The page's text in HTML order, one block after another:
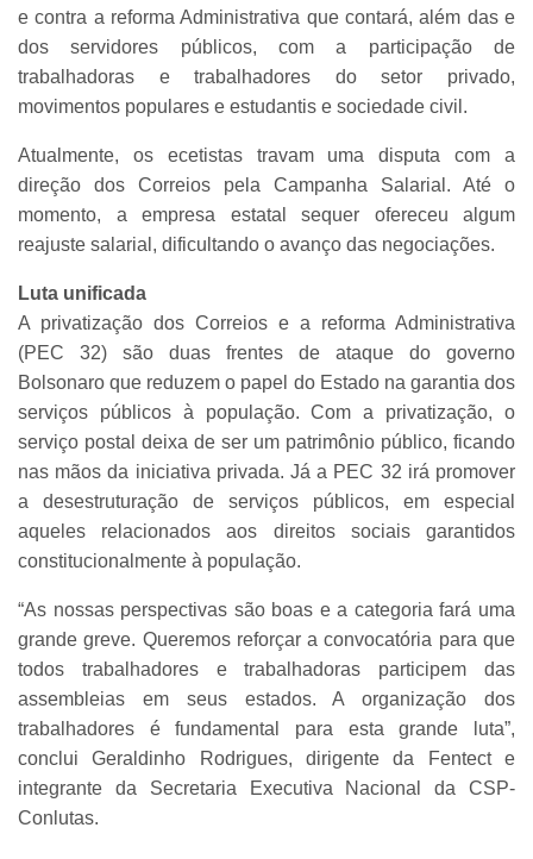
e contra a reforma Administrativa que contará, além das e
dos servidores públicos, com a participação de
trabalhadoras e trabalhadores do setor privado,
movimentos populares e estudantis e sociedade civil.
Atualmente, os ecetistas travam uma disputa com a
direção dos Correios pela Campanha Salarial. Até o
momento, a empresa estatal sequer ofereceu algum
reajuste salarial, dificultando o avanço das negociações.
Luta unificada
A privatização dos Correios e a reforma Administrativa
(PEC 32) são duas frentes de ataque do governo
Bolsonaro que reduzem o papel do Estado na garantia dos
serviços públicos à população. Com a privatização, o
serviço postal deixa de ser um patrimônio público, ficando
nas mãos da iniciativa privada. Já a PEC 32 irá promover
a desestruturação de serviços públicos, em especial
aqueles relacionados aos direitos sociais garantidos
constitucionalmente à população.
“As nossas perspectivas são boas e a categoria fará uma
grande greve. Queremos reforçar a convocatória para que
todos trabalhadores e trabalhadoras participem das
assembleias em seus estados. A organização dos
trabalhadores é fundamental para esta grande luta”,
conclui Geraldinho Rodrigues, dirigente da Fentect e
integrante da Secretaria Executiva Nacional da CSP-
Conlutas.